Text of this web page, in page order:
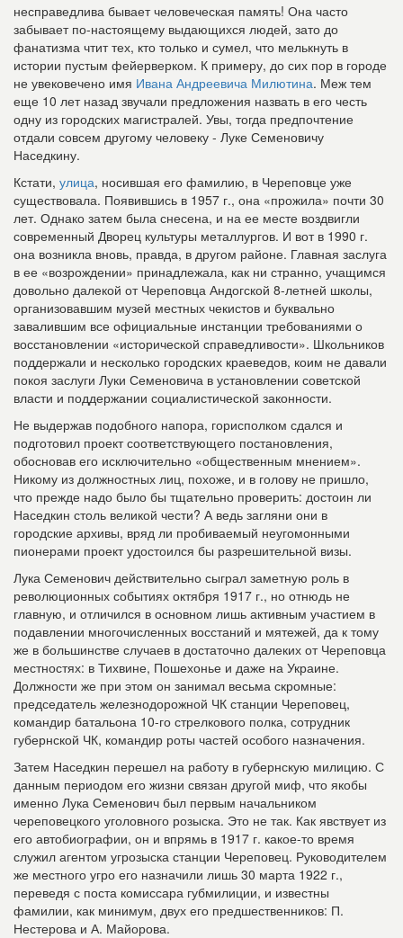
несправедлива бывает человеческая память! Она часто
забывает по-настоящему выдающихся людей, зато до
фанатизма чтит тех, кто только и сумел, что мелькнуть в
истории пустым фейерверком. К примеру, до сих пор в городе
не увековечено имя Ивана Андреевича Милютина. Меж тем
еще 10 лет назад звучали предложения назвать в его честь
одну из городских магистралей. Увы, тогда предпочтение
отдали совсем другому человеку - Луке Семеновичу
Наседкину.
Кстати, улица, носившая его фамилию, в Череповце уже
существовала. Появившись в 1957 г., она «прожила» почти 30
лет. Однако затем была снесена, и на ее месте воздвигли
современный Дворец культуры металлургов. И вот в 1990 г.
она возникла вновь, правда, в другом районе. Главная заслуга
в ее «возрождении» принадлежала, как ни странно, учащимся
довольно далекой от Череповца Андогской 8-летней школы,
организовавшим музей местных чекистов и буквально
завалившим все официальные инстанции требованиями о
восстановлении «исторической справедливости». Школьников
поддержали и несколько городских краеведов, коим не давали
покоя заслуги Луки Семеновича в установлении советской
власти и поддержании социалистической законности.
Не выдержав подобного напора, горисполком сдался и
подготовил проект соответствующего постановления,
обосновав его исключительно «общественным мнением».
Никому из должностных лиц, похоже, и в голову не пришло,
что прежде надо было бы тщательно проверить: достоин ли
Наседкин столь великой чести? А ведь загляни они в
городские архивы, вряд ли пробиваемый неугомонными
пионерами проект удостоился бы разрешительной визы.
Лука Семенович действительно сыграл заметную роль в
революционных событиях октября 1917 г., но отнюдь не
главную, и отличился в основном лишь активным участием в
подавлении многочисленных восстаний и мятежей, да к тому
же в большинстве случаев в достаточно далеких от Череповца
местностях: в Тихвине, Пошехонье и даже на Украине.
Должности же при этом он занимал весьма скромные:
председатель железнодорожной ЧК станции Череповец,
командир батальона 10-го стрелкового полка, сотрудник
губернской ЧК, командир роты частей особого назначения.
Затем Наседкин перешел на работу в губернскую милицию. С
данным периодом его жизни связан другой миф, что якобы
именно Лука Семенович был первым начальником
череповецкого уголовного розыска. Это не так. Как явствует из
его автобиографии, он и впрямь в 1917 г. какое-то время
служил агентом угрозыска станции Череповец. Руководителем
же местного угро его назначили лишь 30 марта 1922 г.,
переведя с поста комиссара губмилиции, и известны
фамилии, как минимум, двух его предшественников: П.
Нестерова и А. Майорова.